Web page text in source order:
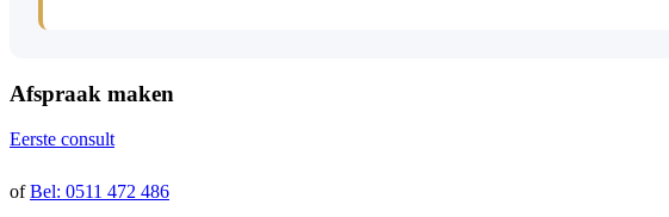
Afspraak maken
Eerste consult
of Bel: 0511 472 486